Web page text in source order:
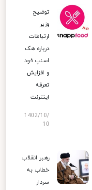
توضیح
وزیر
ارتباطات
درباره هک
اسنپ‌ فود
و افزایش
تعرفه
اینترنت
1402/10/
10
رهبر انقلاب
خطاب به
سردار